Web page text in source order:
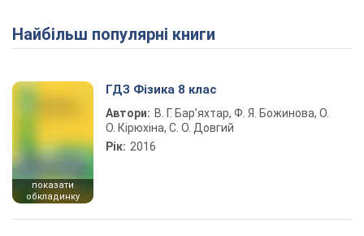
Найбільш популярні книги
показати
обкладинку
ГДЗ Фізика 8 клас
Автори: В. Г. Бар’яхтар, Ф. Я. Божинова, О.
О. Кірюхіна, С. О. Довгий
Рік: 2016